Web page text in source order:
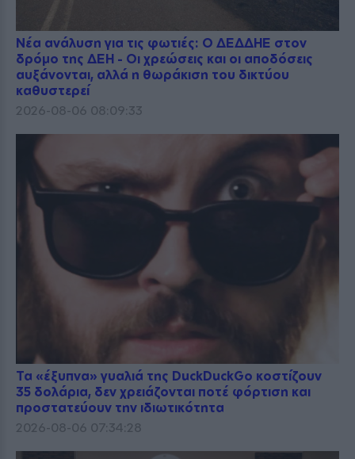
Νέα ανάλυση για τις φωτιές: Ο ΔΕΔΔΗΕ στον
δρόμο της ΔΕΗ - Οι χρεώσεις και οι αποδόσεις
αυξάνονται, αλλά η θωράκιση του δικτύου
καθυστερεί
2026-08-06 08:09:33
Τα «έξυπνα» γυαλιά της DuckDuckGo κοστίζουν
35 δολάρια, δεν χρειάζονται ποτέ φόρτιση και
προστατεύουν την ιδιωτικότητα
2026-08-06 07:34:28